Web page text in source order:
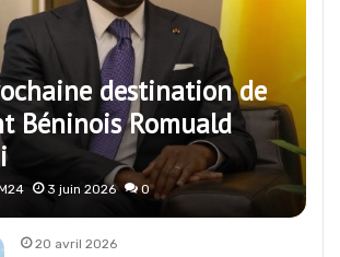
destination de
Béninois Romuald
3 juin 2026 0
20 avril 2026